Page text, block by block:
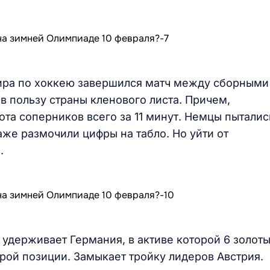
по хоккею завершился матч между сборными
пользу страны кленового листа. Причем,
соперников всего за 11 минут. Немцы
размочили цифры на табло. Но уйти от
Германия, в активе которой 6
позиции. Замыкает тройку лидеров Австрия.